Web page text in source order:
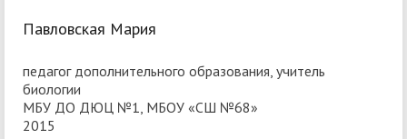
Павловская Мария
педагог дополнительного образования, учитель
биологии
МБУ ДО ДЮЦ №1, МБОУ «СШ №68»
2015